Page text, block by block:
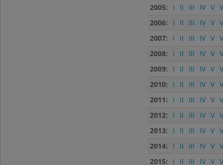
2005:
I II III IV V
2006:
I II III IV V
2007:
I II III IV V
2008:
I II III IV V
2009:
I II III IV V
2010:
I II III IV V
2011:
I II III IV V
2012:
I II III IV V
2013:
I II III IV V
2014:
I II III IV V
2015:
I II III IV V